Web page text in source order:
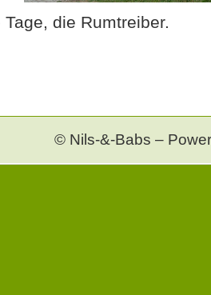
Tage, die Rumtreiber.
© Nils-&-Babs –